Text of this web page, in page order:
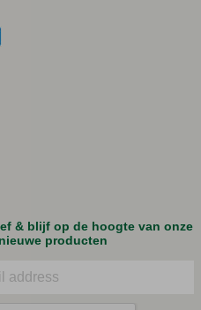
& blijf op de hoogte van onze
producten